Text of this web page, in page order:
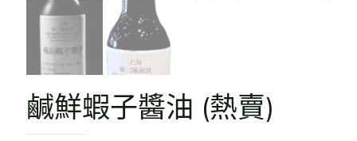
鹹鮮蝦子醬油 (熱賣)